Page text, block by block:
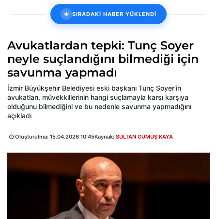
SIRADAKİ HABER YÜKLENDİ
Avukatlardan tepki: Tunç Soyer
neyle suçlandığını bilmediği için
savunma yapmadı
İzmir Büyükşehir Belediyesi eski başkanı Tunç Soyer’in
avukatları, müvekkillerinin hangi suçlamayla karşı karşıya
olduğunu bilmediğini ve bu nedenle savunma yapmadığını
açıkladı
Oluşturulma: 15.04.2026 10:45Kaynak: SULTAN GÜMÜŞ KAYA